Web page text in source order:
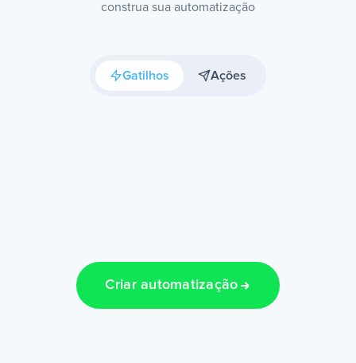
construa sua automatização
Gatilhos Ações
Criar automatização